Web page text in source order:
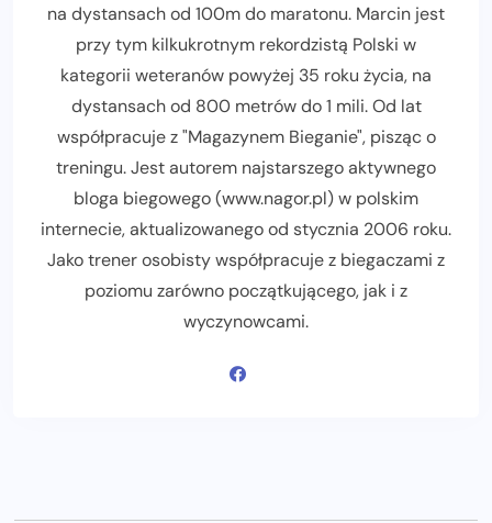
na dystansach od 100m do maratonu. Marcin jest
przy tym kilkukrotnym rekordzistą Polski w
kategorii weteranów powyżej 35 roku życia, na
dystansach od 800 metrów do 1 mili. Od lat
współpracuje z "Magazynem Bieganie", pisząc o
treningu. Jest autorem najstarszego aktywnego
bloga biegowego (www.nagor.pl) w polskim
internecie, aktualizowanego od stycznia 2006 roku.
Jako trener osobisty współpracuje z biegaczami z
poziomu zarówno początkującego, jak i z
wyczynowcami.